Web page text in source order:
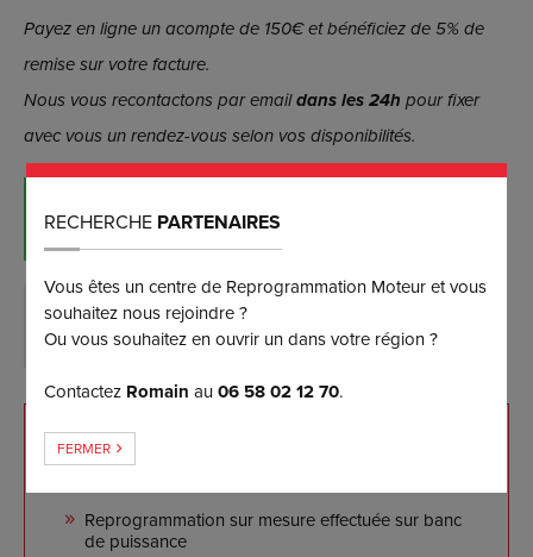
Payez en ligne un acompte de 150€ et bénéficiez de 5% de
remise sur votre facture.
Nous vous recontactons par emaildans les 24h pour fixer
avec vous un rendez-vous selon vos disponibilités.
RÉSERVER MAINTENANT
(et bénéficiez d’une remise de 5%)
DEMANDER PLUS D’INFORMATIONS
NOS ENGAGEMENTS
Reprogrammation sur mesure effectuée sur banc
de puissance
RECHERCHE PARTENAIRES
Vous êtes un centre de Reprogrammation Moteur et vous
souhaitez nous rejoindre ?
Ou vous souhaitez en ouvrir un dans votre région ?
Contactez Romain au06 58 02 12 70.
FERMER